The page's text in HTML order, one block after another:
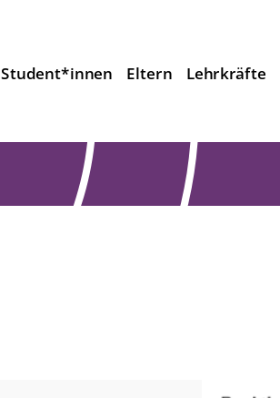
Student*innen Eltern Lehrkräfte